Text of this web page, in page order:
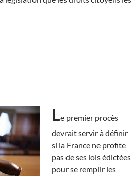
Le premier procès
devrait servir à définir
si la France ne profite
pas de ses lois édictées
pour se remplir les